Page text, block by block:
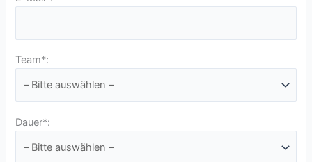
Team*:
Dauer*: